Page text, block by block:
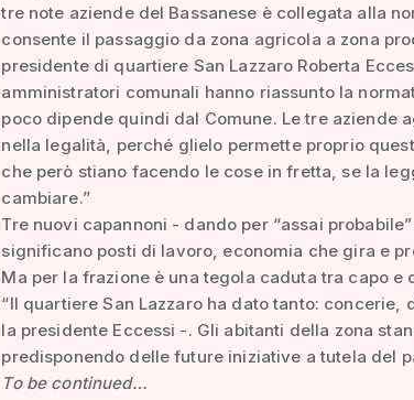
tre note aziende del Bassanese è collegata alla
consente il passaggio da zona agricola a zona
presidente di quartiere San Lazzaro Roberta
amministratori comunali hanno riassunto la
poco dipende quindi dal Comune. Le tre aziende
nella legalità, perché glielo permette proprio
che però stiano facendo le cose in fretta, se la
cambiare.”
Tre nuovi capannoni - dando per “assai
significano posti di lavoro, economia che gira e
Ma per la frazione è una tegola caduta tra capo e
“Il quartiere San Lazzaro ha dato tanto: concerie,
la presidente Eccessi -. Gli abitanti della zona
predisponendo delle future iniziative a tutela del
To be continued…